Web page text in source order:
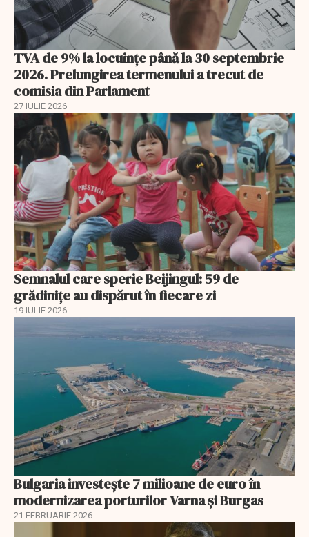
TVA de 9% la locuințe până la 30 septembrie
2026. Prelungirea termenului a trecut de
comisia din Parlament
27 IULIE 2026
Semnalul care sperie Beijingul: 59 de
grădinițe au dispărut în fiecare zi
19 IULIE 2026
Bulgaria investește 7 milioane de euro în
modernizarea porturilor Varna și Burgas
21 FEBRUARIE 2026